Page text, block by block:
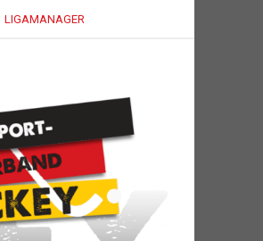
LIGAMANAGER